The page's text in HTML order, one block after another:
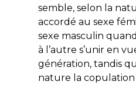
semble, selon la
accordé au sexe
sexe masculin
à l’autre s’unir en
génération, tandis
nature la copulation